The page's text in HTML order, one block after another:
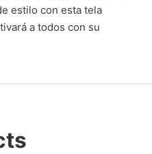
estilo con esta tela
a todos con su